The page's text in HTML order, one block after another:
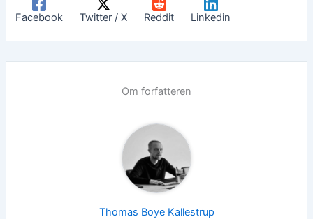
Facebook Twitter / X Reddit Linkedin
Om forfatteren
Thomas Boye Kallestrup